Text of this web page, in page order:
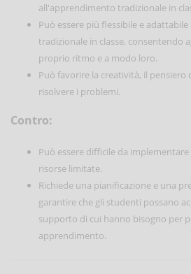
all'apprendimento tradizionale in
Può essere più flessibile e
tradizionale in classe, consentendo
proprio ritmo e a modo loro.
Può favorire la creatività, il pensiero
risolvere i problemi.
Contro:
Può essere difficile da
risorse limitate.
Richiede una pianificazione e una
garantire che gli studenti possano
supporto di cui hanno bisogno per
apprendimento.